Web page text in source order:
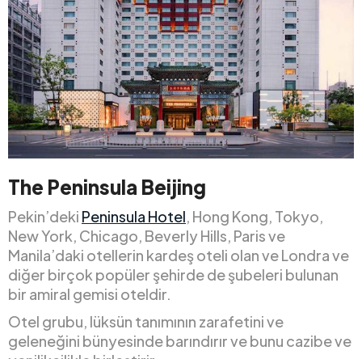
The Peninsula Beijing
Pekin’deki Peninsula Hotel , Hong Kong, Tokyo,
New York, Chicago, Beverly Hills, Paris ve
Manila’daki otellerin kardeş oteli olan ve Londra ve
diğer birçok popüler şehirde de şubeleri bulunan
bir amiral gemisi oteldir.
Otel grubu, lüksün tanımının zarafetini ve
geleneğini bünyesinde barındırır ve bunu cazibe ve